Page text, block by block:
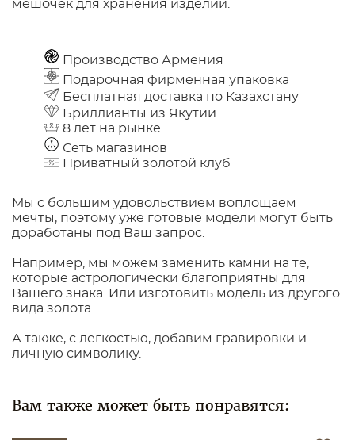
мешочек для хранения изделий.
Производство Армения
Подарочная фирменная упаковка
Бесплатная доставка по Казахстану
Бриллианты из Якутии
8 лет на рынке
Сеть магазинов
Приватный золотой клуб
Мы с большим удовольствием воплощаем
мечты, поэтому уже готовые модели могут быть
доработаны под Ваш запрос.
Например, мы можем заменить камни на те,
которые астрологически благоприятны для
Вашего знака. Или изготовить модель из другого
вида золота.
А также, с легкостью, добавим гравировки и
личную символику.
Вам также может быть понравятся: